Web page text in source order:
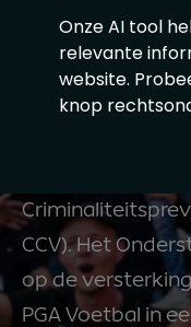
Het
verschillende
(politie,
CCV). Het
op de
PGA Voetbal in
Onze AI tool
relevante
website.
knop